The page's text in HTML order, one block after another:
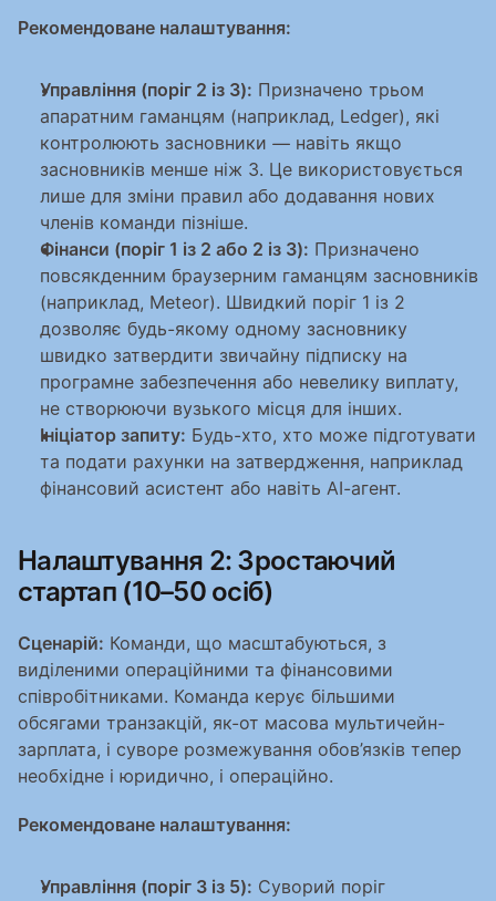
Рекомендоване налаштування:
Управління (поріг 2 із 3): Призначено трьом
апаратним гаманцям (наприклад, Ledger), які
контролюють засновники — навіть якщо
засновників менше ніж 3. Це використовується
лише для зміни правил або додавання нових
членів команди пізніше.
Фінанси (поріг 1 із 2 або 2 із 3): Призначено
повсякденним браузерним гаманцям засновників
(наприклад, Meteor). Швидкий поріг 1 із 2
дозволяє будь-якому одному засновнику
швидко затвердити звичайну підписку на
програмне забезпечення або невелику виплату,
не створюючи вузького місця для інших.
Ініціатор запиту: Будь-хто, хто може підготувати
та подати рахунки на затвердження, наприклад
фінансовий асистент або навіть AI-агент.
Налаштування 2: Зростаючий
стартап (10–50 осіб)
Сценарій: Команди, що масштабуються, з
виділеними операційними та фінансовими
співробітниками. Команда керує більшими
обсягами транзакцій, як-от масова мультичейн-
зарплата, і суворе розмежування обов’язків тепер
необхідне і юридично, і операційно.
Рекомендоване налаштування:
Управління (поріг 3 із 5): Суворий поріг